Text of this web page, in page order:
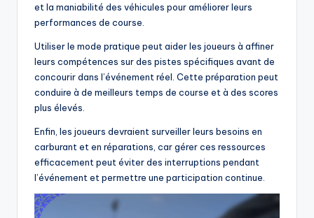
et la maniabilité des véhicules pour améliorer leurs
performances de course.
Utiliser le mode pratique peut aider les joueurs à affiner
leurs compétences sur des pistes spécifiques avant de
concourir dans l’événement réel. Cette préparation peut
conduire à de meilleurs temps de course et à des scores
plus élevés.
Enfin, les joueurs devraient surveiller leurs besoins en
carburant et en réparations, car gérer ces ressources
efficacement peut éviter des interruptions pendant
l’événement et permettre une participation continue.